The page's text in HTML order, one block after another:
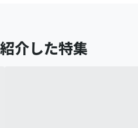
介した特集